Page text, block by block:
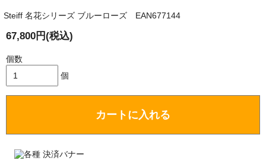
国内で一度検品をしますので、決済確認後、２～４
週間でのお届けとなります。
（稀に、通関手続き等に時間がかかり、納期が遅れる
ます。）
注文のキャンセルは可能ですか？
お取り寄せ商品となっておりますため、仕入先へ発
兵庫県 A・K 様 （女性）
「ベアちゃんの紹介分が丁寧に書かれていたこ
き、対応に誠実さを感じました」
Steiff 名花シリーズ ブルーローズ EAN677144
67,800円(税込)
個数
個
カートに入れる